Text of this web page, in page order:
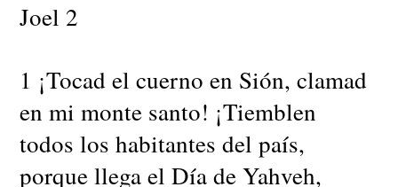
Joel 2
1 ¡Tocad el cuerno en Sión, clamad
en mi monte santo! ¡Tiemblen
todos los habitantes del país,
porque llega el Día de Yahveh,